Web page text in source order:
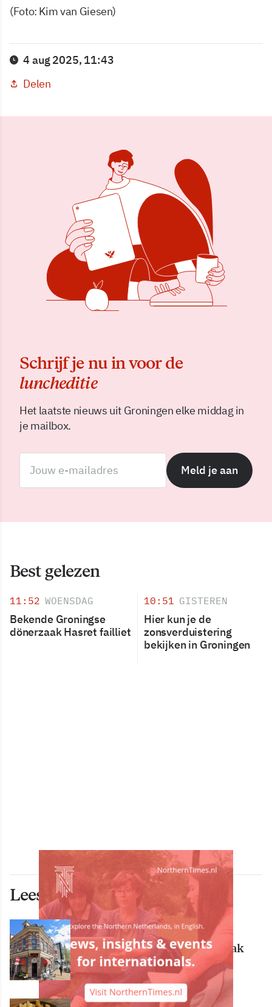
(Foto: Kim van Giesen)
4 aug 2025, 11:43
Delen
Schrijf je nu in voor de
luncheditie
Het laatste nieuws uit Groningen elke middag in
je mailbox.
Meld je aan
Best gelezen
11:52 WOENSDAG
Bekende Groningse
dönerzaak Hasret failliet
10:51 GISTEREN
Hier kun je de
zonsverduistering
bekijken in Groningen
Lees ook deze artikelen
ECONOMIE
Bekende Groningse dönerzaak
Hasret failliet